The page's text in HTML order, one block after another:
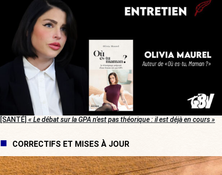
[SANTÉ] « Le débat sur la GPA n’est pas théorique : il est déjà en cours »
CORRECTIFS ET MISES À JOUR